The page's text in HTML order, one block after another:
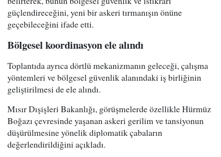
güçlendireceğini, yeni bir askeri tırmanışın önüne
geçebileceğini ifade etti.
Bölgesel koordinasyon ele alındı
Toplantıda ayrıca dörtlü mekanizmanın geleceği, çalışma
yöntemleri ve bölgesel güvenlik alanındaki iş birliğinin
geliştirilmesi de ele alındı.
Mısır Dışişleri Bakanlığı, görüşmelerde özellikle Hürmüz
Boğazı çevresinde yaşanan askeri gerilim ve tansiyonun
düşürülmesine yönelik diplomatik çabaların
değerlendirildiğini açıkladı.